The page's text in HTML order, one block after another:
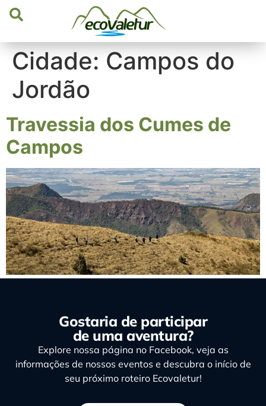
Cidade: Campos do
Jordão
Travessia dos Cumes de
Campos
Gostaria de participar
de uma aventura?
Explore nossa página no Facebook, veja as
informações de nossos eventos e descubra o início de
seu próximo roteiro Ecovaletur!